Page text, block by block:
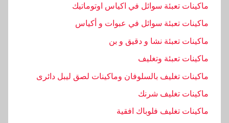
ماكينات تعبئة سوائل في اكياس اوتوماتيك
ماكينات تعبئة سوائل في عبوات و أكياس
ماكينات تعبئة نشا و دقيق و بن
ماكينات تعبئة وتغليف
ماكينات تغليف بالسلوفان وماكينات لصق ليبل دائرى
ماكينات تغليف شرنك
ماكينات تغليف فلوباك افقية